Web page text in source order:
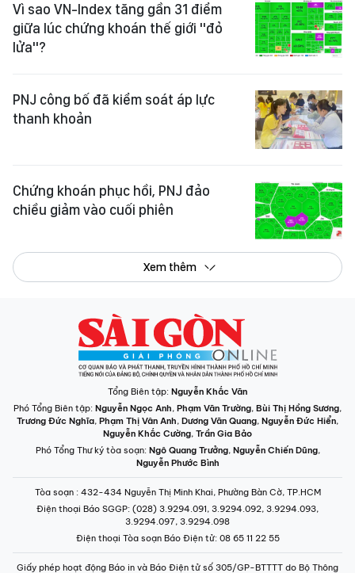
Vì sao VN-Index tăng gần 31 điểm
giữa lúc chứng khoán thế giới "đỏ
lửa"?
PNJ công bố đã kiểm soát áp lực
thanh khoản
Chứng khoán phục hồi, PNJ đảo
chiều giảm vào cuối phiên
Xem thêm
Tổng Biên tập: Nguyễn Khắc Văn
Phó Tổng Biên tập: Nguyễn Ngọc Anh, Phạm Văn Trường, Bùi Thị Hồng Sương,
Trương Đức Nghĩa, Phạm Thị Vân Anh, Dương Văn Quang, Nguyễn Đức Hiển,
Nguyễn Khắc Cường, Trần Gia Bảo
Phó Tổng Thư ký tòa soạn: Ngô Quang Trưởng, Nguyễn Chiến Dũng,
Nguyễn Phước Bình
Tòa soạn : 432-434 Nguyễn Thị Minh Khai, Phường Bàn Cờ, TP.HCM
Điện thoại Báo SGGP: (028) 3.9294.091, 3.9294.092, 3.9294.093,
3.9294.097, 3.9294.098
Điện thoại Tòa soạn Báo Điện tử: 08 65 11 22 55
Giấy phép hoạt động Báo in và Báo Điện tử số 305/GP-BTTTT do Bộ Thông